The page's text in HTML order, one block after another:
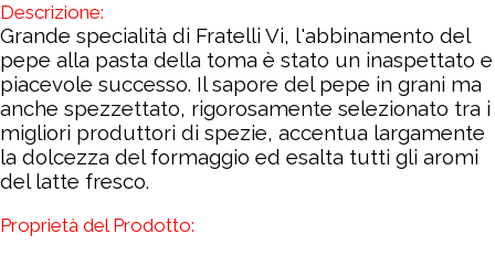
Descrizione:
Grande specialità di Fratelli Vi, l'abbinamento del
pepe alla pasta della toma è stato un inaspettato e
piacevole successo. Il sapore del pepe in grani ma
anche spezzettato, rigorosamente selezionato tra i
migliori produttori di spezie, accentua largamente
la dolcezza del formaggio ed esalta tutti gli aromi
del latte fresco.
Proprietà del Prodotto: